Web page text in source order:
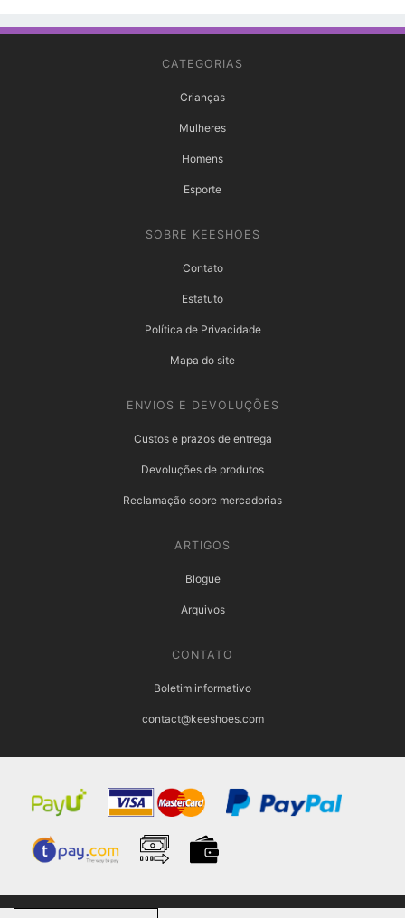
CATEGORIAS
Crianças
Mulheres
Homens
Esporte
SOBRE KEESHOES
Contato
Estatuto
Política de Privacidade
Mapa do site
ENVIOS E DEVOLUÇÕES
Custos e prazos de entrega
Devoluções de produtos
Reclamação sobre mercadorias
ARTIGOS
Blogue
Arquivos
CONTATO
Boletim informativo
contact@keeshoes.com